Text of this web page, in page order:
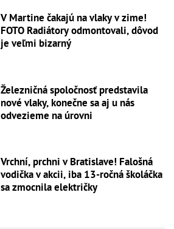
V Martine čakajú na vlaky v zime!
FOTO Radiátory odmontovali, dôvod
je veľmi bizarný
Železničná spoločnosť predstavila
nové vlaky, konečne sa aj u nás
odvezieme na úrovni
Vrchní, prchni v Bratislave! Falošná
vodička v akcii, iba 13-ročná školáčka
sa zmocnila električky